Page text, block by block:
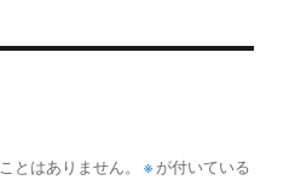
とはありません。 ※が付いている